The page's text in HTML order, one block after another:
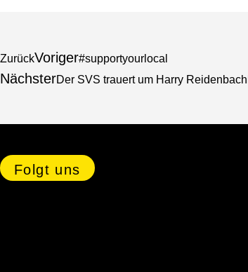
ZurückVoriger#supportyourlocal
NächsterDer SVS trauert um Harry Reidenbach
Folgt uns